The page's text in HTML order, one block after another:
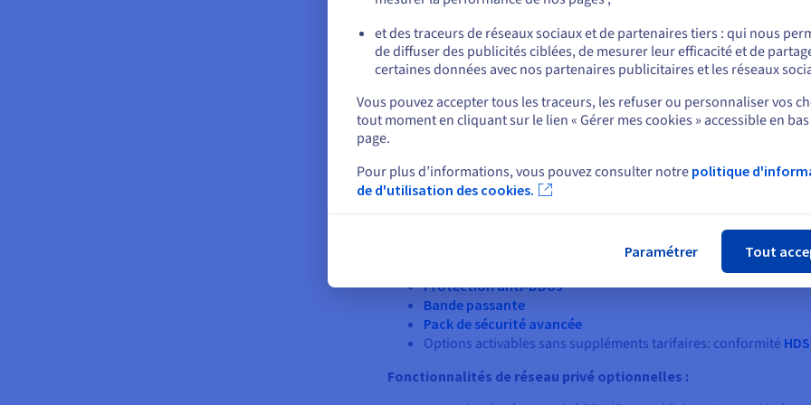
Veuillez contacter notre service commercialpour obtenir un devis.
Quels services sont inclus
Les services inclus dans nos packs de démarrage qualifiés
Protection anti-DDos
Bande passante
Pack de sécurité avancée
Options activables sans suppléments tarifaires: conformité HDS
Fonctionnalités de réseau privé optionnelles :
ou
Rester sur le site actuel
Sélectionner un autre site web
et des traceurs de réseaux sociaux et de partenaires tiers : qui nous
de diffuser des publicités ciblées, de mesurer leur efficacité et de
certaines données avec nos partenaires publicitaires et les réseaux
Vous pouvez accepter tous les traceurs, les refuser ou personnaliser vos
tout moment en cliquant sur le lien « Gérer mes cookies » accessible en
page.
Pour plus d’informations, vous pouvez consulter notre politique
de d'utilisation des cookies.
Paramétrer Tout